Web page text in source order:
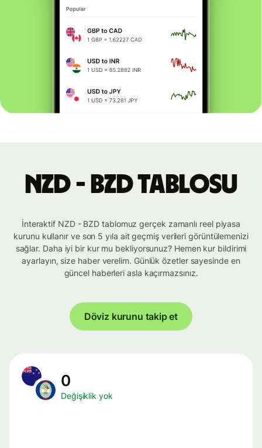
NZD - BZD tablosu
İnteraktif NZD - BZD tablomuz gerçek zamanlı reel piyasa
kurunu kullanır ve son 5 yıla ait geçmiş verileri görüntülemenizi
sağlar. Daha iyi bir kur mu bekliyorsunuz? Hemen kur bildirimi
ayarlayın, size haber verelim. Günlük özetler sayesinde en
güncel haberleri asla kaçırmazsınız.
Döviz kurunu takip et
0
Değişiklik yok